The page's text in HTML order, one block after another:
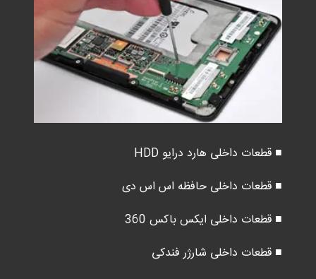
■ قطعات داخلی هارد درایو HDD
■ قطعات داخلی حافظه اس اس دی
■ قطعات داخلی ایکس باکس 360
■ قطعات داخلی شارژر فندکی